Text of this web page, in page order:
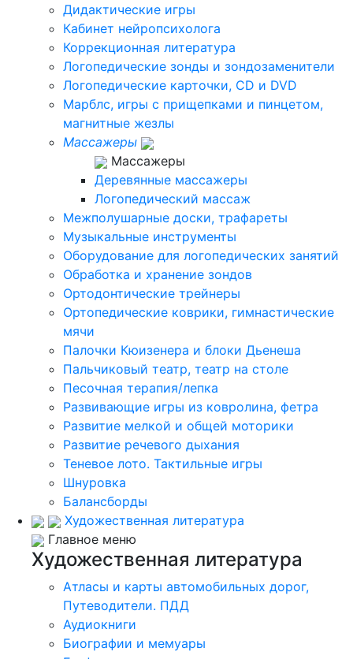
Дидактические игры
Кабинет нейропсихолога
Коррекционная литература
Логопедические зонды и зондозаменители
Логопедические карточки, CD и DVD
Марблс, игры с прищепками и пинцетом,
магнитные жезлы
Массажеры
Массажеры
Деревянные массажеры
Логопедический массаж
Межполушарные доски, трафареты
Музыкальные инструменты
Оборудование для логопедических занятий
Обработка и хранение зондов
Ортодонтические трейнеры
Ортопедические коврики, гимнастические
мячи
Палочки Кюизенера и блоки Дьенеша
Пальчиковый театр, театр на столе
Песочная терапия/лепка
Развивающие игры из ковролина, фетра
Развитие мелкой и общей моторики
Развитие речевого дыхания
Теневое лото. Тактильные игры
Шнуровка
Балансборды
Художественная литература
Главное меню
Художественная литература
Атласы и карты автомобильных дорог,
Путеводители. ПДД
Аудиокниги
Биографии и мемуары